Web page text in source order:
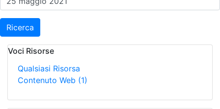
Ricerca
Voci Risorse
Qualsiasi Risorsa
Contenuto Web (1)